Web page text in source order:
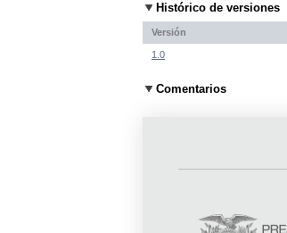
Histórico de versiones
Versión
1.0
Comentarios